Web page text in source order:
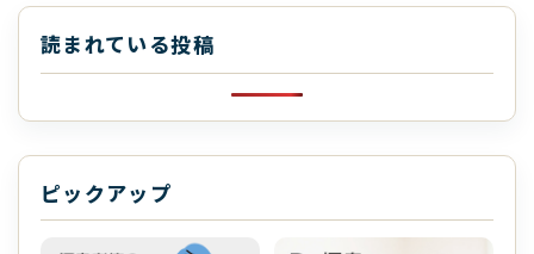
読まれている投稿
ピックアップ